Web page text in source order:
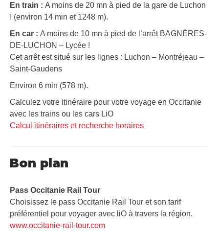
En train : A moins de 20 mn à pied de la gare de Luchon
! (environ 14 min et 1248 m).
En car : A moins de 10 mn à pied de l’arrêt BAGNÈRES-
DE-LUCHON – Lycée !
Cet arrêt est situé sur les lignes : Luchon – Montréjeau –
Saint-Gaudens
Environ 6 min (578 m).
Calculez votre itinéraire pour votre voyage en Occitanie
avec les trains ou les cars LiO
Calcul itinéraires et recherche horaires
Bon plan
Pass Occitanie Rail Tour​
Choisissez le pass Occitanie Rail Tour et son tarif
préférentiel pour voyager avec liO à travers la région.
www.occitanie-rail-tour.com